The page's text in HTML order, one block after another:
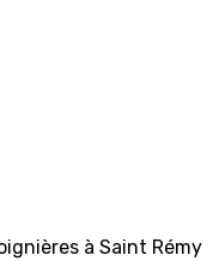
à Saint Rémy